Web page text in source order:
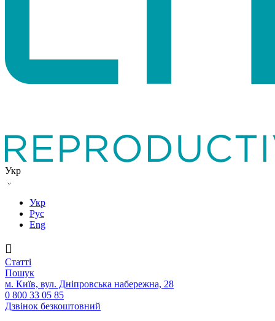
Укр
Укр
Рус
Eng
Статтi
Пошук
м. Київ, вул. Дніпровська набережна, 28
0 800 33 05 85
Дзвінок безкоштовний